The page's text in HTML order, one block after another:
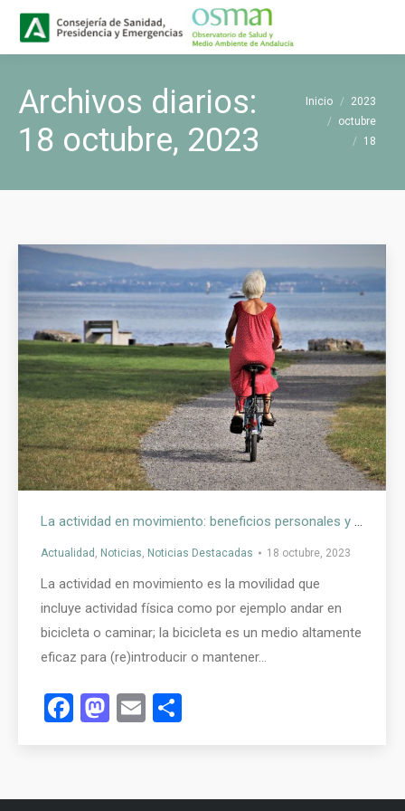
Archivos diarios:
18 octubre, 2023
Estás aquí:
Inicio
2023
octubre
18
La actividad en movimiento: beneficios personales y laborales para la población
Actualidad , Noticias, Noticias Destacadas 18 octubre, 2023
La actividad en movimiento es la movilidad que
incluye actividad física como por ejemplo andar en
bicicleta o caminar; la bicicleta es un medio altamente
eficaz para (re)introducir o mantener…
Facebook
Mastodon
Email